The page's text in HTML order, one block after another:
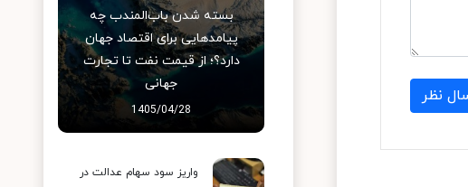
نظر
بسته شدن باب‌المندب چه
پیامدهایی برای اقتصاد جهان
دارد؟؛ از قیمت نفت تا تجارت
جهانی
1405/04/28
واریز سود سهام عدالت در